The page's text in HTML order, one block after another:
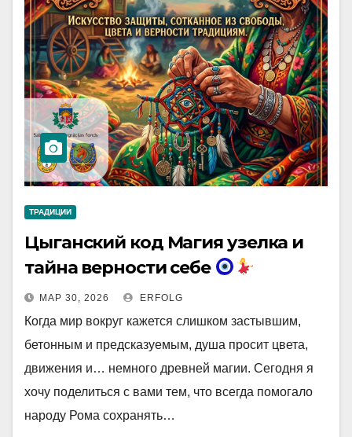
ТРАДИЦИИ
Цыганский код Магия узелка и
тайна верности себе
МАР 30, 2026 ERFOLG
Когда мир вокруг кажется слишком застывшим,
бетонным и предсказуемым, душа просит цвета,
движения и… немного древней магии. Сегодня я
хочу поделиться с вами тем, что всегда помогало
народу Рома сохранять…